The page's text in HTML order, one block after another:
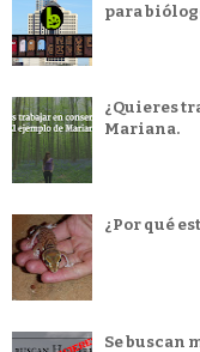
para
¿Quieres
Mariana.
¿Por qué
Se buscan